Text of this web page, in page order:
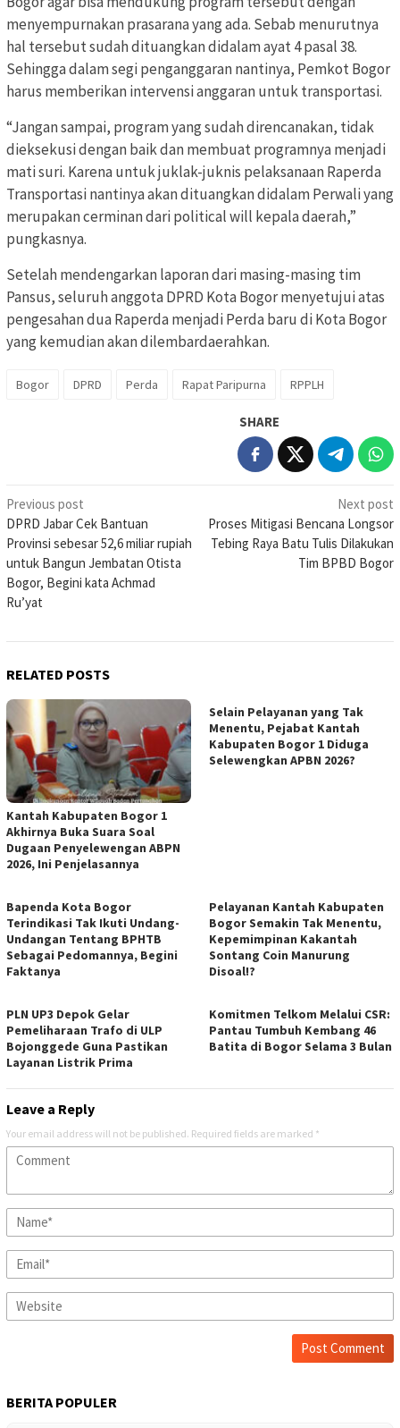
menyempurnakan prasarana yang ada. Sebab menurutnya
hal tersebut sudah dituangkan didalam ayat 4 pasal 38.
Sehingga dalam segi penganggaran nantinya, Pemkot Bogor
harus memberikan intervensi anggaran untuk transportasi.
“Jangan sampai, program yang sudah direncanakan, tidak
dieksekusi dengan baik dan membuat programnya menjadi
mati suri. Karena untuk juklak-juknis pelaksanaan Raperda
Transportasi nantinya akan dituangkan didalam Perwali yang
merupakan cerminan dari political will kepala daerah,”
pungkasnya.
Setelah mendengarkan laporan dari masing-masing tim
Pansus, seluruh anggota DPRD Kota Bogor menyetujui atas
pengesahan dua Raperda menjadi Perda baru di Kota Bogor
yang kemudian akan dilembardaerahkan.
Bogor DPRD Perda Rapat Paripurna RPPLH
SHARE
Post
navigation
Previous post
DPRD Jabar Cek Bantuan
Provinsi sebesar 52,6 miliar rupiah
untuk Bangun Jembatan Otista
Bogor, Begini kata Achmad
Ru’yat
Next post
Proses Mitigasi Bencana Longsor
Tebing Raya Batu Tulis Dilakukan
Tim BPBD Bogor
RELATED POSTS
Kantah Kabupaten Bogor 1
Akhirnya Buka Suara Soal
Dugaan Penyelewengan ABPN
2026, Ini Penjelasannya
Selain Pelayanan yang Tak
Menentu, Pejabat Kantah
Kabupaten Bogor 1 Diduga
Selewengkan APBN 2026?
Bapenda Kota Bogor
Terindikasi Tak Ikuti Undang-
Undangan Tentang BPHTB
Sebagai Pedomannya, Begini
Faktanya
Pelayanan Kantah Kabupaten
Bogor Semakin Tak Menentu,
Kepemimpinan Kakantah
Sontang Coin Manurung
Disoal!?
PLN UP3 Depok Gelar
Pemeliharaan Trafo di ULP
Bojonggede Guna Pastikan
Layanan Listrik Prima
Komitmen Telkom Melalui CSR:
Pantau Tumbuh Kembang 46
Batita di Bogor Selama 3 Bulan
Leave a Reply
Your email address will not be published. Required fields are marked *
BERITA POPULER